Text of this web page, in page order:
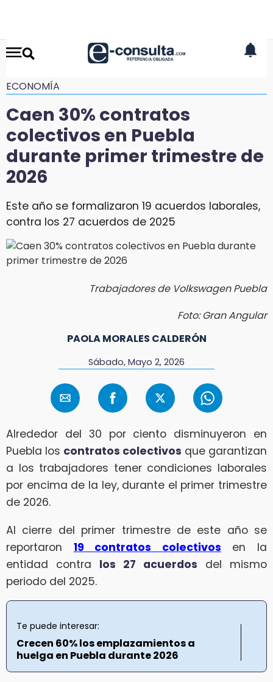
ECONOMÍA
Caen 30% contratos
colectivos en Puebla
durante primer trimestre de
2026
Este año se formalizaron 19 acuerdos laborales,
contra los 27 acuerdos de 2025
Trabajadores de Volkswagen Puebla
Foto: Gran Angular
PAOLA MORALES CALDERÓN
Sábado, Mayo 2, 2026
Alrededor del 30 por ciento disminuyeron en
Puebla los contratos colectivos que garantizan
a los trabajadores tener condiciones laborales
por encima de la ley, durante el primer trimestre
de 2026.
Al cierre del primer trimestre de este año se
reportaron 19 contratos colectivos en la
entidad contra los 27 acuerdos del mismo
periodo del 2025.
Te puede interesar:
Crecen 60% los emplazamientos a
huelga en Puebla durante 2026